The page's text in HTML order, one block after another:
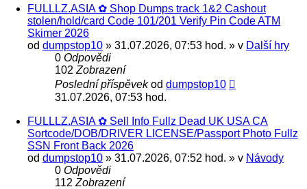
FULLLZ.ASIA ✿ Shop Dumps track 1&2 Cashout
stolen/hold/card Code 101/201 Verify Pin Code ATM
Skimer 2026
od dumpstop10 » 31.07.2026, 07:53 hod. » v Další hry
0 Odpovědi
102 Zobrazení
Poslední příspěvekod dumpstop10
31.07.2026, 07:53 hod.
FULLLZ.ASIA ✿ Sell Info Fullz Dead UK USA CA
Sortcode/DOB/DRIVER LICENSE/Passport Photo Fullz
SSN Front Back 2026
od dumpstop10 » 31.07.2026, 07:52 hod. » v Návody
0 Odpovědi
112 Zobrazení